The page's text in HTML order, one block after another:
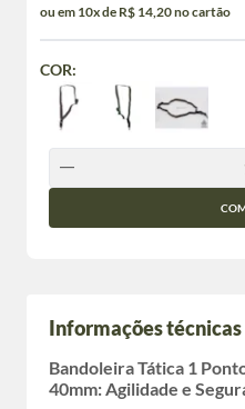
ou em 10x de R$ 14,20 no cartão
COR:
Informações técnicas
Bandoleira Tática 1
40mm: Agilidade e